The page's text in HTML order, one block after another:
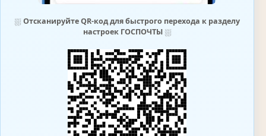
⛆ Отсканируйте QR-код для быстрого перехода к разделу
настроек ГОСПОЧТЫ⛆